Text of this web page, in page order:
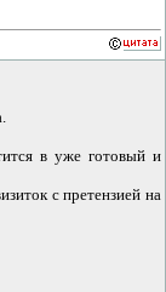
в уже готовый и
с претензией на